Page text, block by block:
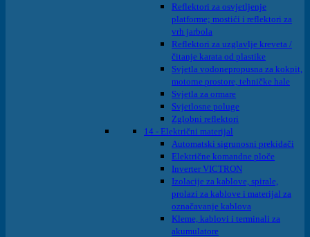
Reflektori za osvjetljenje
platforme; mostići i reflektori za
vrh jarbola
Reflektori za uzglavlje kreveta /
čitanje karata od plastike
Svjetla vodonepropusna za kokpit,
motorne prostore, tehničke hale
Svjetla za ormare
Svjetlosne poluge
Zglobni reflektori
14 - Električni materijal
Automatski sigrunosni prekidači
Električne komandne ploče
Inverter VICTRON
Izolacije za kablove, spirale,
prolazi za kablove i materijal za
označavanje kablova
Kleme, kablovi i terminali za
akumulatore